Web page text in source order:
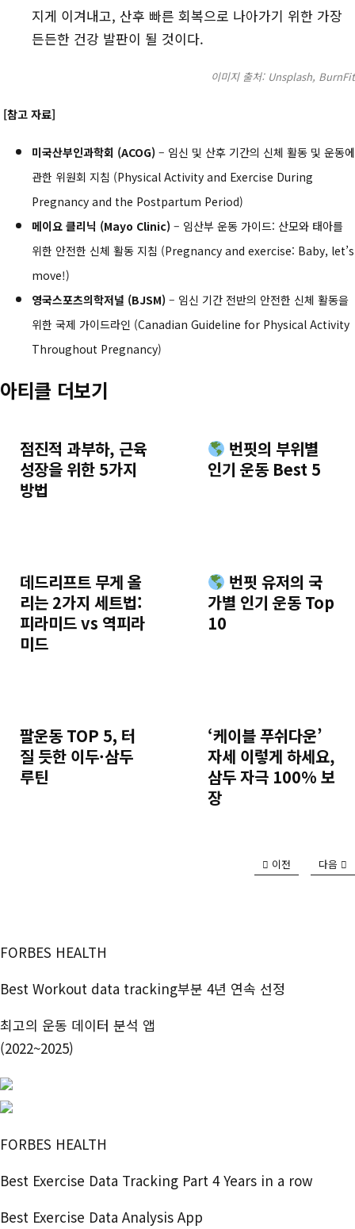
지게 이겨내고, 산후 빠른 회복으로 나아가기 위한 가장
든든한 건강 발판이 될 것이다.
이미지 출처: Unsplash, BurnFit
[참고 자료]
미국산부인과학회 (ACOG) – 임신 및 산후 기간의 신체 활동 및 운동에
관한 위원회 지침 (Physical Activity and Exercise During
Pregnancy and the Postpartum Period)
메이요 클리닉 (Mayo Clinic) – 임산부 운동 가이드: 산모와 태아를
위한 안전한 신체 활동 지침 (Pregnancy and exercise: Baby, let’s
move!)
영국스포츠의학저널 (BJSM) – 임신 기간 전반의 안전한 신체 활동을
위한 국제 가이드라인 (Canadian Guideline for Physical Activity
Throughout Pregnancy)
아티클 더보기
점진적 과부하, 근육
성장을 위한 5가지
방법
번핏의 부위별
인기 운동 Best 5
데드리프트 무게 올
리는 2가지 세트법:
피라미드 vs 역피라
미드
번핏 유저의 국
가별 인기 운동 Top
10
팔운동 TOP 5, 터
질 듯한 이두·삼두
루틴
‘케이블 푸쉬다운’
자세 이렇게 하세요,
삼두 자극 100% 보
장
이전 다음
FORBES HEALTH
Best Workout data tracking부분 4년 연속 선정
최고의 운동 데이터 분석 앱
(2022~2025)
FORBES HEALTH
Best Exercise Data Tracking Part 4 Years in a row
Best Exercise Data Analysis App